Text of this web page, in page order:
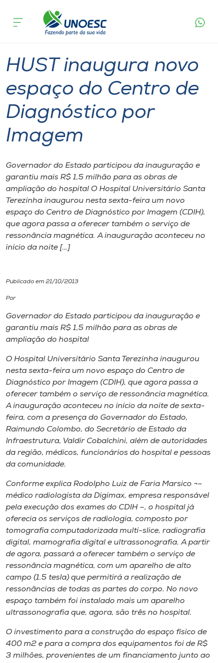
Cursos
Atendimento ao Estudante
Portal de Ensino
A
Unoesc
Internacionalização
I.nova
Cultura
CPA
Biblioteca
Editora
Rádio
Museu
Store
Selecione
o idioma
A+
A-
acontece
HUST inaugura novo
espaço do Centro de
Diagnóstico por
Imagem
Governador do Estado participou da inauguração e
garantiu mais R$ 1,5 milhão para as obras de
ampliação do hospital O Hospital Universitário Santa
Terezinha inaugurou nesta sexta-feira um novo
espaço do Centro de Diagnóstico por Imagem (CDIH),
que agora passa a oferecer também o serviço de
ressonância magnética. A inauguração aconteceu no
início da noite […]
Publicado em 21/10/2013
Por
Governador do Estado participou da inauguração e
garantiu mais R$ 1,5 milhão para as obras de
ampliação do hospital
O Hospital Universitário Santa Terezinha inaugurou
nesta sexta-feira um novo espaço do Centro de
Diagnóstico por Imagem (CDIH), que agora passa a
oferecer também o serviço de ressonância magnética.
A inauguração aconteceu no início da noite de sexta-
feira, com a presença do Governador do Estado,
Raimundo Colombo, do Secretário de Estado da
Infraestrutura, Valdir Cobalchini, além de autoridades
da região, médicos, funcionários do hospital e pessoas
da comunidade.
Conforme explica Rodolpho Luiz de Faria Marsico ¬–
médico radiologista da Digimax, empresa responsável
pela execução dos exames do CDIH –, o hospital já
oferecia os serviços de radiologia, composto por
tomografia computadorizada multi-slice, radiografia
digital, mamografia digital e ultrassonografia. A partir
de agora, passará a oferecer também o serviço de
ressonância magnética, com um aparelho de alto
campo (1.5 tesla) que permitirá a realização de
ressonâncias de todas as partes do corpo. No novo
espaço também foi instalado mais um aparelho
ultrassonografia que, agora, são três no hospital.
O investimento para a construção do espaço físico de
400 m2 e para a compra dos equipamentos foi de R$
3 milhões, provenientes de um financiamento junto ao